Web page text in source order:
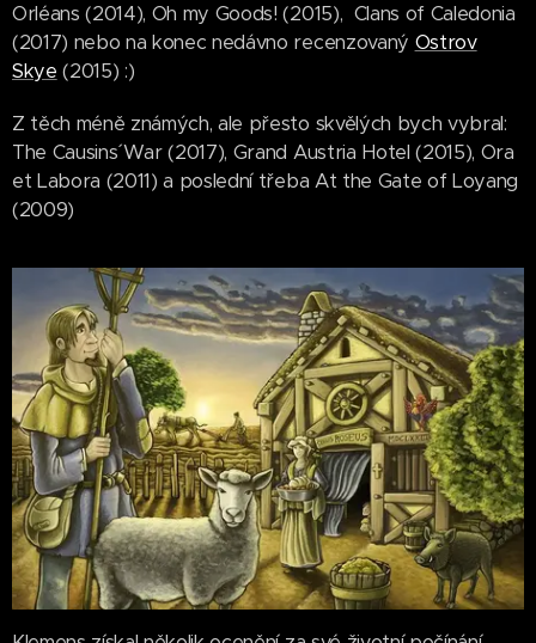
Orléans (2014), Oh my Goods! (2015), Clans of Caledonia
(2017) nebo na konec nedávno recenzovaný Ostrov
Skye (2015) :)
Z těch méně známých, ale přesto skvělých bych vybral:
The Causins´ War (2017), Grand Austria Hotel (2015), Ora
et Labora (2011) a poslední třeba At the Gate of Loyang
(2009)